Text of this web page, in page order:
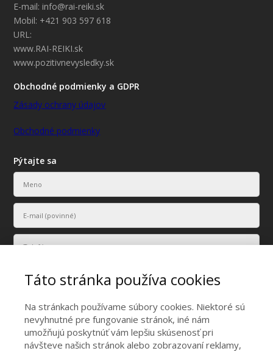
E-mail: info@rai-reiki.sk
Mobil: +421 903 597 618
URL:
www.RAI-REIKI.sk
www.pozitivnevysledky.sk
Obchodné podmienky a GDPR
Zásady ochrany údajov
Obchodné podmienky
Pýtajte sa
Vaše osobné údaje budú použité len na účely vyriešenia vášho
dopytu.
Táto stránka používa cookies
Na stránkach používame súbory cookies. Niektoré sú
nevyhnutné pre fungovanie stránok, iné nám
umožňujú poskytnúť vám lepšiu skúsenosť pri
návšteve našich stránok alebo zobrazovaní reklamy,